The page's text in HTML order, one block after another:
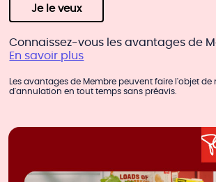
Je le veux
Connaissez-vous les avantages de
En savoir plus
Les avantages de Membre peuvent faire l'objet
d'annulation en tout temps sans préavis.